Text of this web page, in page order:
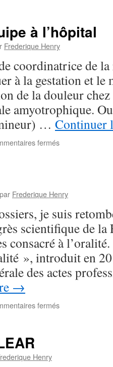
professionnelle
et
à l’hôpital
Frederique Henry
coordinatrice de la
à la gestation et le
de la douleur
amyotrophique.
… Continuer
ferméssur
l’hôpital
par Frederique Henry
je suis
scientifique de la
consacré à
», introduit en
des actes
→
ferméssur
Henry